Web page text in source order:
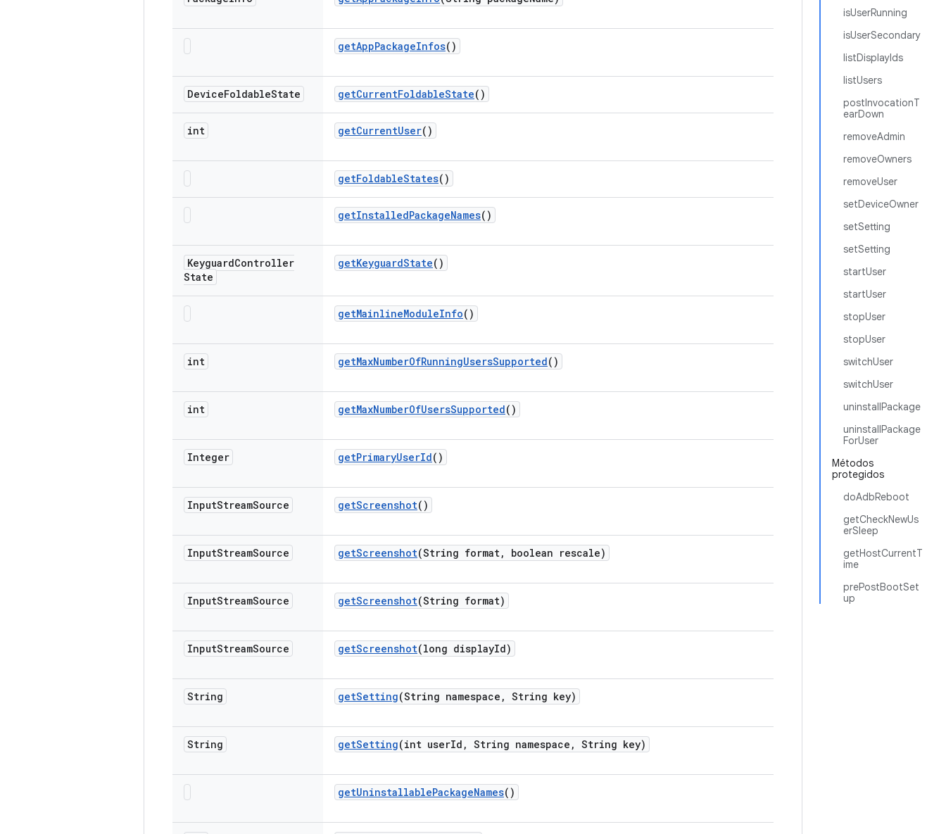
isUserRunning
isUserSecondary
listDisplayIds
listUsers
postInvocationT
earDown
removeAdmin
removeOwners
removeUser
setDeviceOwner
setSetting
setSetting
startUser
startUser
stopUser
stopUser
switchUser
switchUser
uninstallPackage
uninstallPackage
ForUser
Métodos
protegidos
doAdbReboot
getCheckNewUs
erSleep
getHostCurrentT
ime
prePostBootSet
up
getAppPackageInfos()
DeviceFoldableState getCurrentFoldableState()
int getCurrentUser()
getFoldableStates()
getInstalledPackageNames()
KeyguardController
State
getKeyguardState()
getMainlineModuleInfo()
int getMaxNumberOfRunningUsersSupported()
int getMaxNumberOfUsersSupported()
Integer getPrimaryUserId()
InputStreamSource getScreenshot()
InputStreamSource getScreenshot(String format, boolean rescale)
InputStreamSource getScreenshot(String format)
InputStreamSource getScreenshot(long displayId)
String getSetting(String namespace , String key)
String getSetting(int userId , String namespace , String key)
getUninstallablePackageNames()